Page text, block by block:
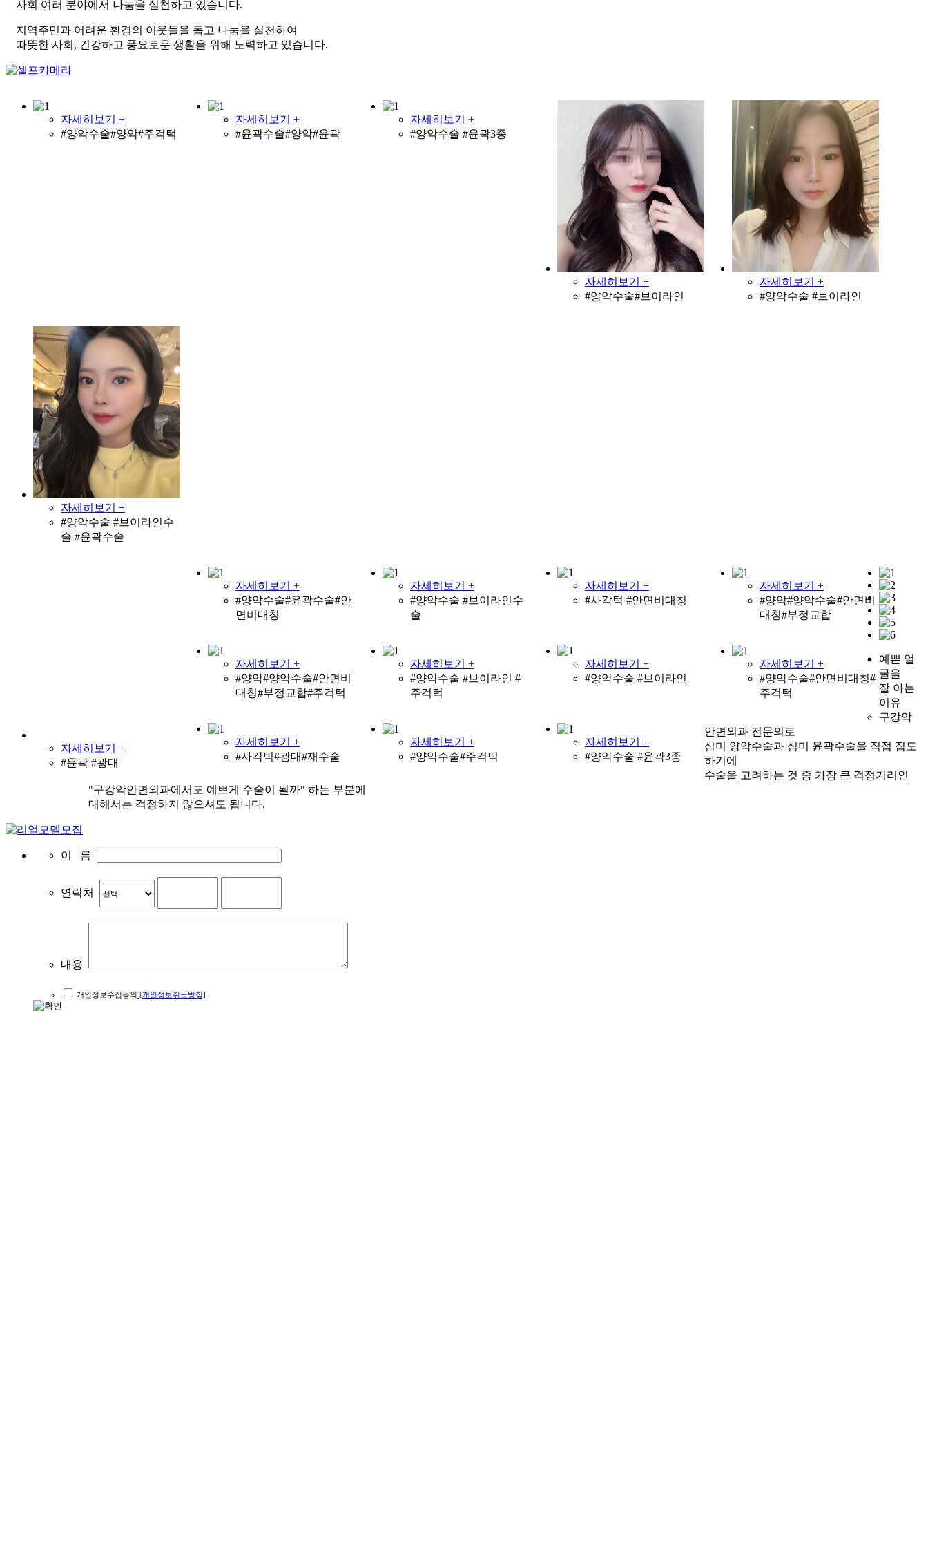
사회 여러 분야에서 나눔을 실천하고 있습니다.
지역주민과 어려운 환경의 이웃들을 돕고 나눔을 실천하여
따뜻한 사회, 건강하고 풍요로운 생활을 위해 노력하고 있습니다.
자세히보기 +
#양악수술#양악#주걱턱
자세히보기 +
#윤곽수술#양악#윤곽
자세히보기 +
#양악수술 #윤곽3종
자세히보기 +
#양악수술#브이라인
자세히보기 +
#양악수술 #브이라인
자세히보기 +
#양악수술 #브이라인수
술 #윤곽수술
자세히보기 +
#윤곽 #광대
자세히보기 +
#양악수술#윤곽수술#안
면비대칭
자세히보기 +
#양악수술 #브이라인수
술
자세히보기 +
#사각턱 #안면비대칭
자세히보기 +
#양악#양악수술#안면비
대칭#부정교합
자세히보기 +
#양악#양악수술#안면비
대칭#부정교합#주걱턱
자세히보기 +
#양악수술 #브이라인 #
주걱턱
자세히보기 +
#양악수술 #브이라인
자세히보기 +
#양악수술#안면비대칭#
주걱턱
자세히보기 +
#사각턱#광대#재수술
자세히보기 +
#양악수술#주걱턱
자세히보기 +
#양악수술 #윤곽3종
예쁜 얼
굴을
잘 아는
이유
구강악
안면외과 전문의로
심미 양악수술과 심미 윤곽수술을 직접 집도
하기에
수술을 고려하는 것 중 가장 큰 걱정거리인
"구강악안면외과에서도 예쁘게 수술이 될까" 하는 부분에
대해서는 걱정하지 않으셔도 됩니다.
이 름
연락처
내용
개인정보수집동의 [개인정보취급방침]